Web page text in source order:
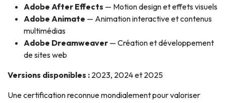
Adobe After Effects — Motion design et effets visuels
Adobe Animate — Animation interactive et contenus
multimédias
Adobe Dreamweaver — Création et développement
de sites web
Versions disponibles : 2023, 2024 et 2025
Une certification reconnue mondialement pour valoriser